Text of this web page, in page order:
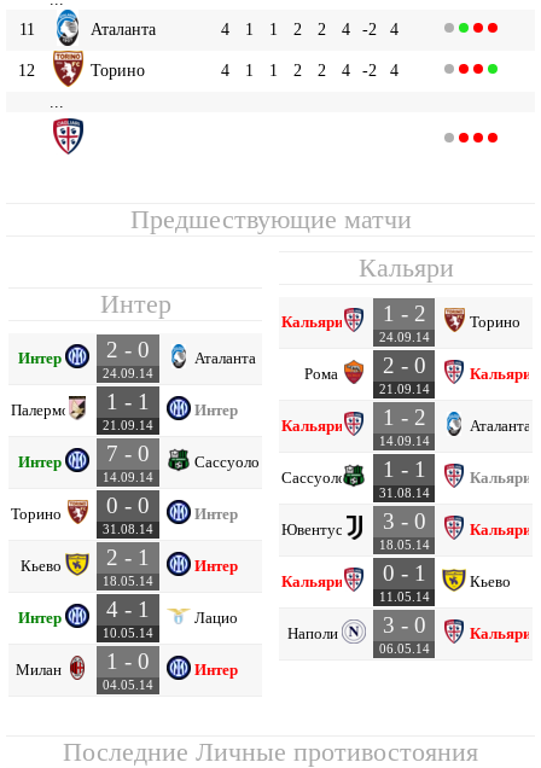
11
Аталанта 4 1 1 2 2 4 -2 4
12 Торино 4 1 1 2 2 4 -2
4
Предшествующие матчи
Интер
Интер 2 - 0
24.09.14
Аталанта
Палермо 1 - 1
21.09.14
Интер
Интер 7 - 0
14.09.14
Сассуоло
Торино 0 - 0
31.08.14
Интер
Кьево 2 - 1
18.05.14
Интер
Интер 4 - 1
10.05.14
Лацио
Милан 1 - 0
04.05.14
Интер
Кальяри
Кальяри 1 - 2
24.09.14
Торино
Рома 2 - 0
21.09.14
Кальяри
Кальяри 1 - 2
14.09.14
Аталанта
Сассуоло 1 - 1
31.08.14
Кальяри
Ювентус 3 - 0
18.05.14
Кальяри
Кальяри 0 - 1
11.05.14
Кьево
Наполи 3 - 0
06.05.14
Кальяри
Последние Личные противостояния